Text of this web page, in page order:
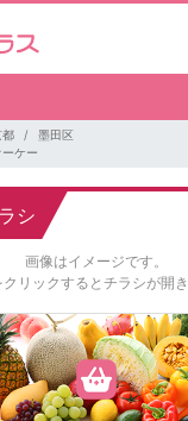
都
墨田区
ーケー
シ
画像はイメージです。
リックするとチラシが開き